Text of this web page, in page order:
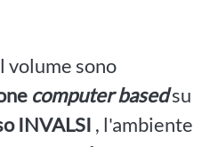
volume sono
computer basedsu
INVALSI , l'ambiente